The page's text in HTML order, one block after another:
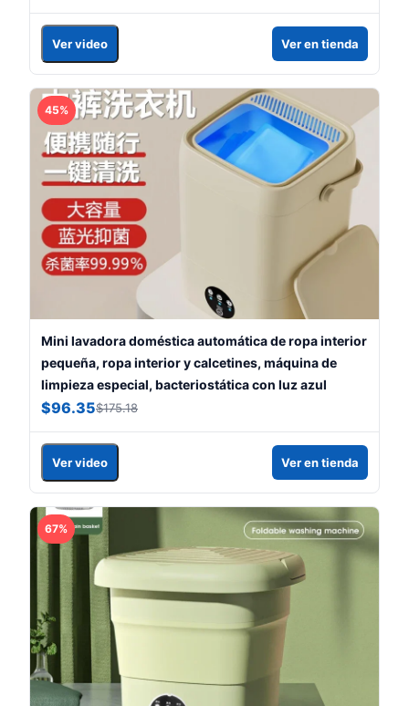
Ver video Ver en tienda
45%
Mini lavadora doméstica automática de ropa interior
pequeña, ropa interior y calcetines, máquina de
limpieza especial, bacteriostática con luz azul
$96.35$175.18
Ver video Ver en tienda
67%